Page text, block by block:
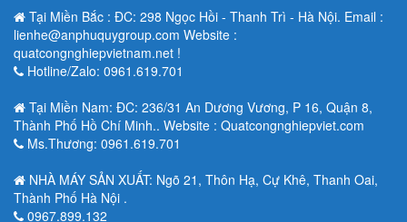
Tại Miền Bắc : ĐC: 298 Ngọc Hồi - Thanh Trì - Hà Nội. Email :
lienhe@anphuquygroup.com Website :
quatcongnghiepvietnam.net !
Hotline/Zalo: 0961.619.701
Tại Miền Nam: ĐC: 236/31 An Dương Vương, P 16, Quận 8,
Thành Phố Hồ Chí Minh.. Website : Quatcongnghiepviet.com
Ms.Thương: 0961.619.701
NHÀ MÁY SẢN XUẤT: Ngõ 21, Thôn Hạ, Cự Khê, Thanh Oai,
Thành Phố Hà Nội .
0967.899.132